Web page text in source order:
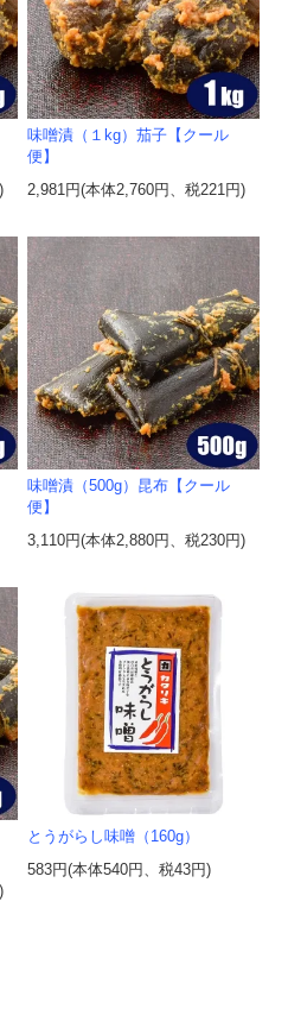
味噌漬（１kg）茄子【クール
便】
2,981円(本体2,760円、税221円)
味噌漬（500g）昆布【クール
便】
3,110円(本体2,880円、税230円)
とうがらし味噌（160g）
583円(本体540円、税43円)